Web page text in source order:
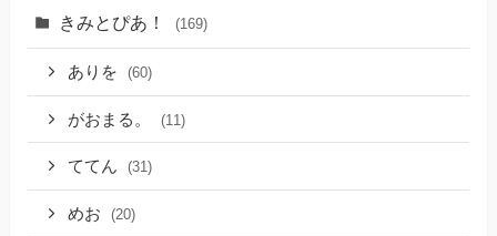
きみとぴあ！ (169)
ありを (60)
がおまる。 (11)
ててん (31)
めお (20)